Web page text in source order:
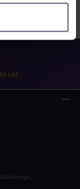
542
.